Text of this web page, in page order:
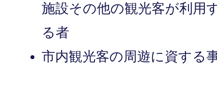
施設その他の観光客が利用
る者
市内観光客の周遊に資する